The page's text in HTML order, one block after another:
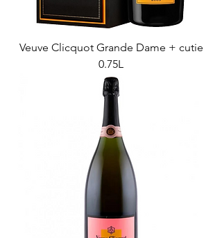
Veuve Clicquot Grande Dame + cutie
0.75L